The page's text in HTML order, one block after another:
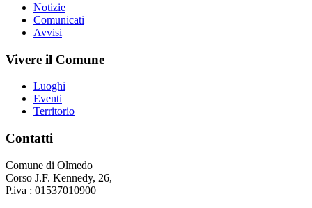
Notizie
Comunicati
Avvisi
Vivere il Comune
Luoghi
Eventi
Territorio
Contatti
Comune di Olmedo
Corso J.F. Kennedy, 26,
P.iva : 01537010900